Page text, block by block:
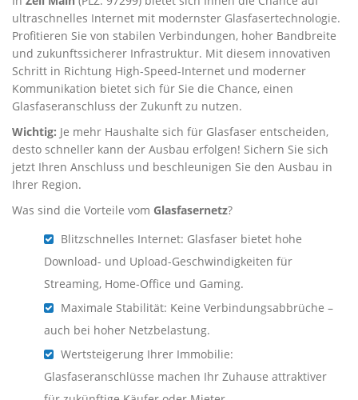
ultraschnelles Internet mit modernster Glasfasertechnologie.
Profitieren Sie von stabilen Verbindungen, hoher Bandbreite
und zukunftssicherer Infrastruktur. Mit diesem innovativen
Schritt in Richtung High-Speed-Internet und moderner
Kommunikation bietet sich für Sie die Chance, einen
Glasfaseranschluss der Zukunft zu nutzen.
Wichtig: Je mehr Haushalte sich für Glasfaser entscheiden,
desto schneller kann der Ausbau erfolgen! Sichern Sie sich
jetzt Ihren Anschluss und beschleunigen Sie den Ausbau in
Ihrer Region.
Was sind die Vorteile vom Glasfasernetz?
Blitzschnelles Internet: Glasfaser bietet hohe
Download- und Upload-Geschwindigkeiten für
Streaming, Home-Office und Gaming.
Maximale Stabilität: Keine Verbindungsabbrüche –
auch bei hoher Netzbelastung.
Wertsteigerung Ihrer Immobilie:
Glasfaseranschlüsse machen Ihr Zuhause attraktiver